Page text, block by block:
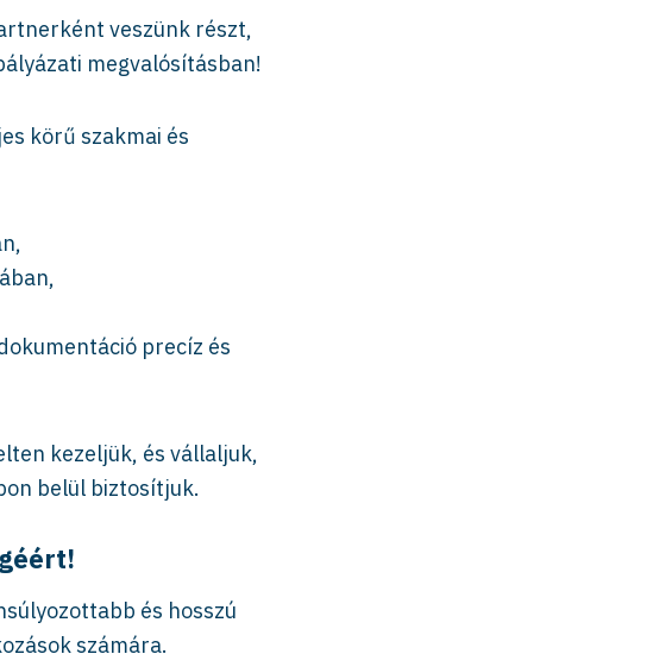
veszünk részt,
megvalósításban!
körű szakmai és
precíz és
kezeljük, és vállaljuk,
belül biztosítjuk.
és hosszú
számára.